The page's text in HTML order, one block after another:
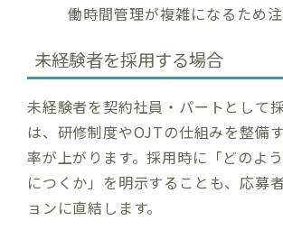
働時間管理が複雑になるため
未経験者を採用する場合
未経験者を契約社員・パートとして
は、研修制度やOJTの仕組みを整備
率が上がります。採用時に「どのよ
につくか」を明示することも、応募
ョンに直結します。